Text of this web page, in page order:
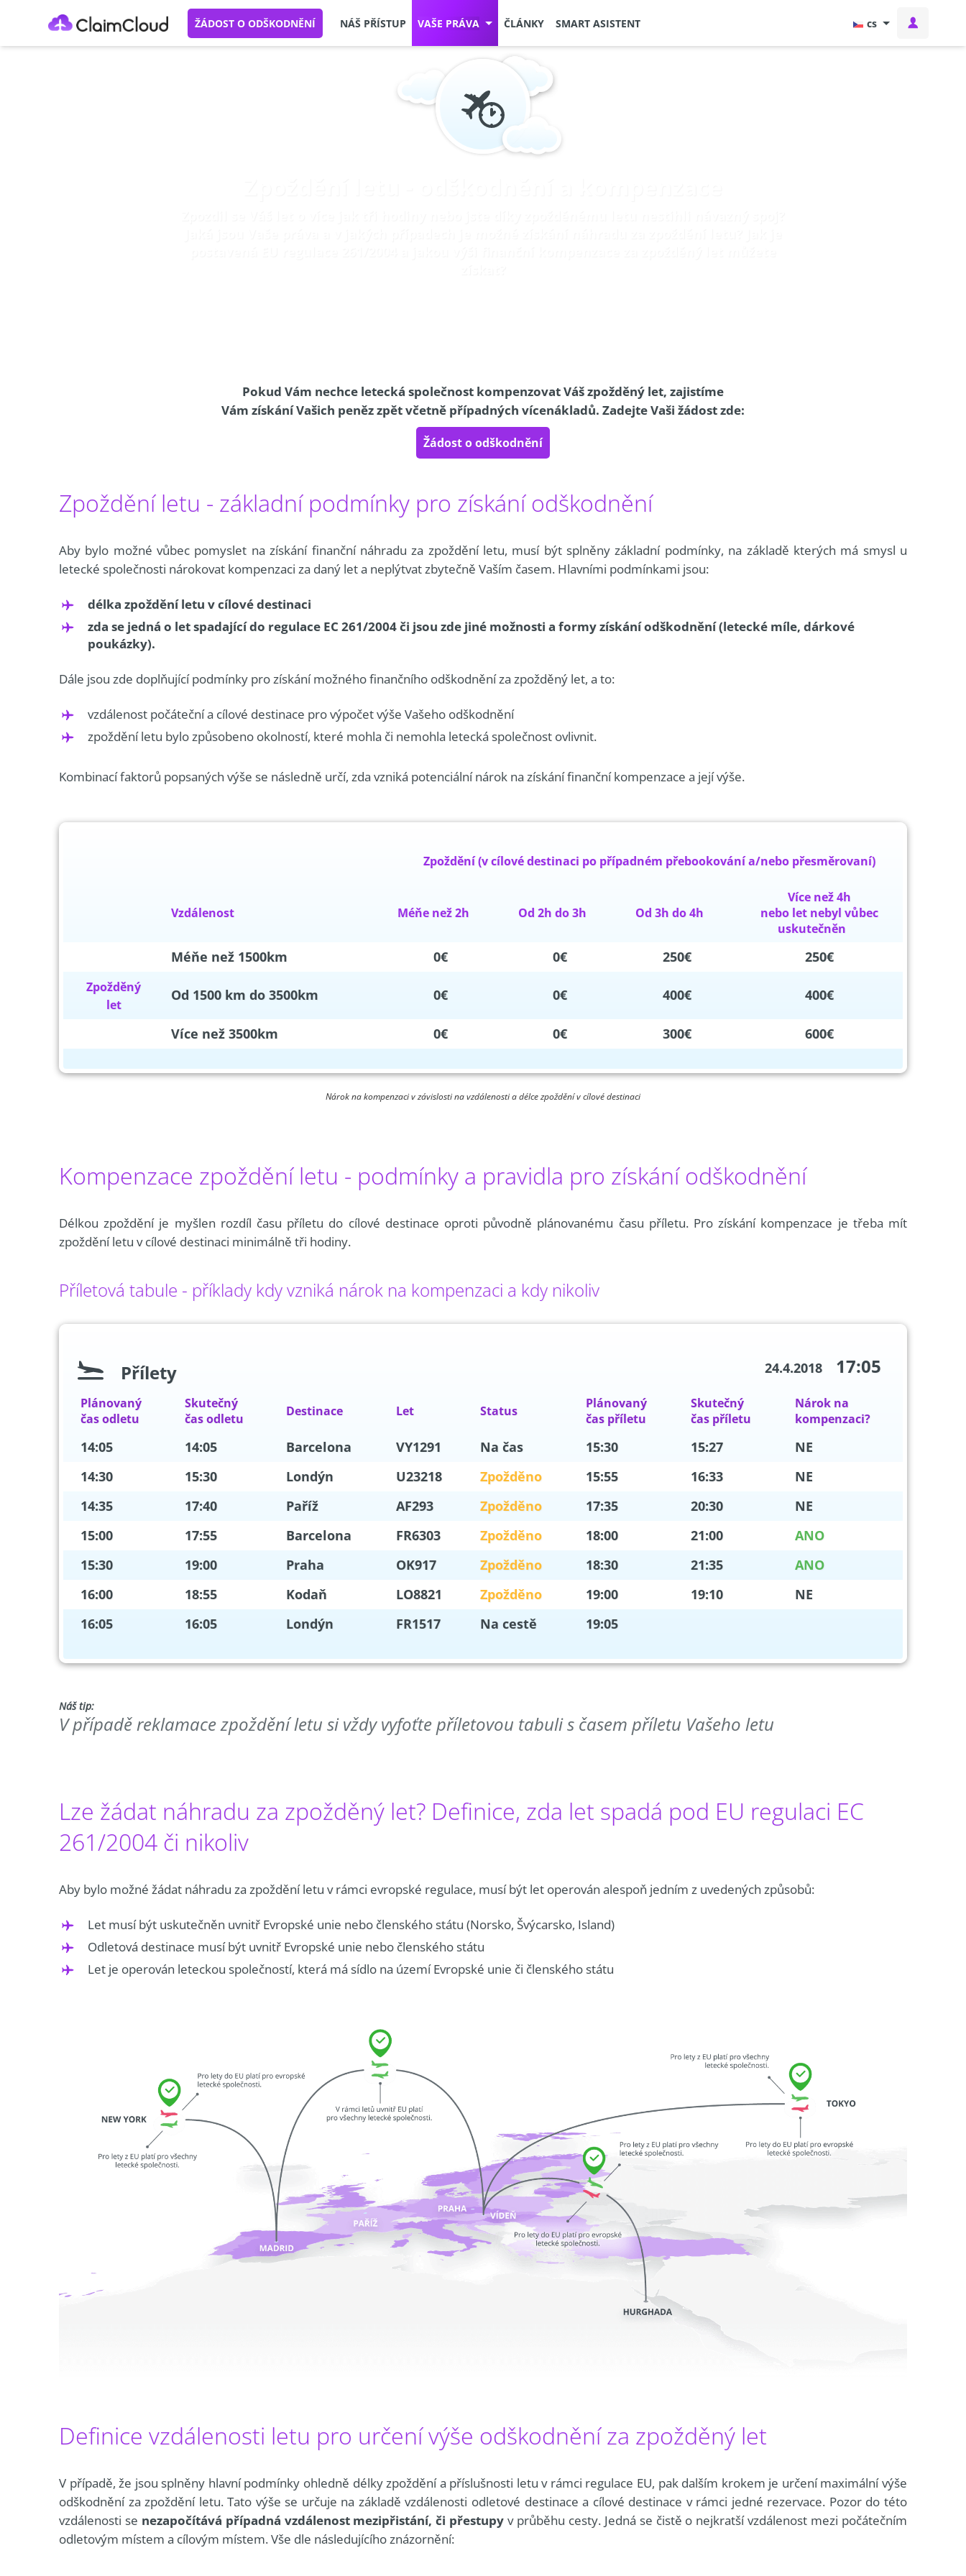
ŽÁDOST O ODŠKODNĚNÍ NÁŠ PŘÍSTUP VAŠE PRÁVA ČLÁNKY SMART ASISTENT cs
Pokud Vám nechce letecká společnost kompenzovat Váš zpožděný let, zajistíme
Vám získání Vašich peněz zpět včetně případných vícenákladů. Zadejte Vaši žádost zde:
Žádost o odškodnění
Zpoždění letu - základní podmínky pro získání odškodnění
Aby bylo možné vůbec pomyslet na získání finanční náhradu za zpoždění letu, musí být splněny základní podmínky, na základě kterých má smysl u
letecké společnosti nárokovat kompenzaci za daný let a neplýtvat zbytečně Vaším časem. Hlavními podmínkami jsou:
délka zpoždění letu v cílové destinaci
zda se jedná o let spadající do regulace EC 261/2004 či jsou zde jiné možnosti a formy získání odškodnění (letecké míle, dárkové
poukázky).
Dále jsou zde doplňující podmínky pro získání možného finančního odškodnění za zpožděný let, a to:
vzdálenost počáteční a cílové destinace pro výpočet výše Vašeho odškodnění
zpoždění letu bylo způsobeno okolností, které mohla či nemohla letecká společnost ovlivnit.
Kombinací faktorů popsaných výše se následně určí, zda vzniká potenciální nárok na získání finanční kompenzace a její výše.
Zpoždění (v cílové destinaci po případném přebookování a/nebo přesměrovaní)
Vzdálenost Méňe než 2h Od 2h do 3h Od 3h do 4h
Více než 4h
nebo let nebyl vůbec
uskutečněn
Méňe než 1500km 0€ 0€ 250€ 250€
Zpožděný
let
Od 1500 km do 3500km 0€ 0€ 400€ 400€
Více než 3500km 0€ 0€ 300€ 600€
Nárok na kompenzaci v závislosti na vzdálenosti a délce zpoždění v cílové destinaci
Kompenzace zpoždění letu - podmínky a pravidla pro získání odškodnění
Délkou zpoždění je myšlen rozdíl času příletu do cílové destinace oproti původně plánovanému času příletu. Pro získání kompenzace je třeba mít
zpoždění letu v cílové destinaci minimálně tři hodiny.
Příletová tabule - příklady kdy vzniká nárok na kompenzaci a kdy nikoliv
Přílety 24.4.2018 17:05
Plánovaný
čas odletu
Skutečný
čas odletu
Destinace Let Status
Plánovaný
čas příletu
Skutečný
čas příletu
Nárok na
kompenzaci?
14:05 14:05 Barcelona VY1291 Na čas 15:30 15:27
NE
14:30
15:30 Londýn U23218 Zpožděno 15:55 16:33
NE
14:35
17:40 Paříž AF293 Zpožděno 17:35 20:30
NE
15:00
17:55 Barcelona FR6303 Zpožděno 18:00 21:00
ANO
15:30
19:00 Praha OK917 Zpožděno 18:30 21:35
ANO
16:00
18:55 Kodaň LO8821 Zpožděno 19:00 19:10
NE
16:05
16:05 Londýn FR1517 Na cestě 19:05
Náš tip:
V případě reklamace zpoždění letu si vždy vyfoťte příletovou tabuli s časem příletu Vašeho letu
Lze žádat náhradu za zpožděný let? Definice, zda let spadá pod EU regulaci EC
261/2004 či nikoliv
Aby bylo možné žádat náhradu za zpoždění letu v rámci evropské regulace, musí být let operován alespoň jedním z uvedených způsobů:
Let musí být uskutečněn uvnitř Evropské unie nebo členského státu (Norsko, Švýcarsko, Island)
Odletová destinace musí být uvnitř Evropské unie nebo členského státu
Let je operován leteckou společností, která má sídlo na území Evropské unie či členského státu
Definice vzdálenosti letu pro určení výše odškodnění za zpožděný let
V případě, že jsou splněny hlavní podmínky ohledně délky zpoždění a příslušnosti letu v rámci regulace EU, pak dalším krokem je určení maximální výše
odškodnění za zpoždění letu. Tato výše se určuje na základě vzdálenosti odletové destinace a cílové destinace v rámci jedné rezervace. Pozor do této
vzdálenosti se nezapočítává případná vzdálenost mezipřistání, či přestupyv průběhu cesty. Jedná se čistě o nejkratší vzdálenost mezi počátečním
odletovým místem a cílovým místem. Vše dle následujícího znázornění: